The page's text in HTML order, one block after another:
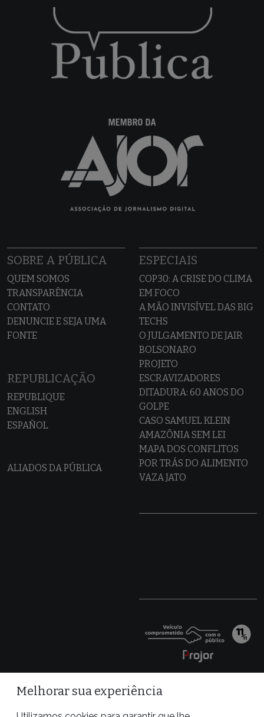
SOBRE A PÚBLICA
QUEM SOMOS
TRANSPARÊNCIA
CONTATO
DENUNCIE E SEJA UMA
FONTE
REPUBLICAÇÃO
REPUBLIQUE
ENGLISH
ESPAÑOL
ALIADOS DA PÚBLICA
ESPECIAIS
COP30: A CRISE DO CLIMA
EM FOCO
A MÃO INVISÍVEL DAS BIG
TECHS
O JULGAMENTO DE JAIR
BOLSONARO
PROJETO
ESCRAVIZADORES
DITADURA: 60 ANOS DO
GOLPE
CASO SAMUEL KLEIN
AMAZÔNIA SEM LEI
MAPA DOS CONFLITOS
POR TRÁS DO ALIMENTO
VAZA JATO
Melhorar sua experiência